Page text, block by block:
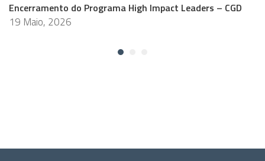
Encerramento do Programa High Impact Leaders – CGD
19 Maio, 2026